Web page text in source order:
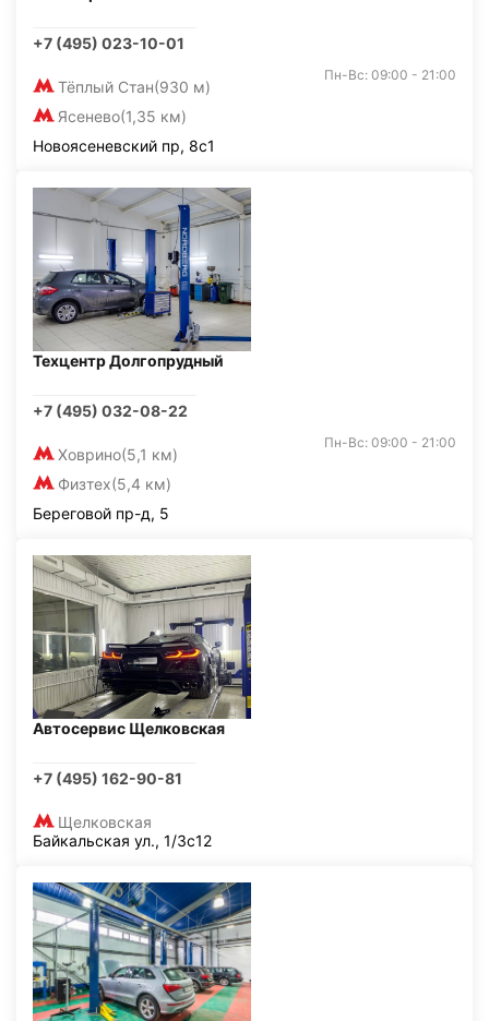
+7 (495) 023-10-01
Тёплый Стан(930 м)
Ясенево(1,35 км)
Пн-Вс: 09:00 - 21:00
Новоясеневский пр, 8с1
Техцентр Долгопрудный
+7 (495) 032-08-22
Ховрино(5,1 км)
Физтех(5,4 км)
Пн-Вс: 09:00 - 21:00
Береговой пр-д, 5
Автосервис Щелковская
+7 (495) 162-90-81
Щелковская
Байкальская ул., 1/3с12